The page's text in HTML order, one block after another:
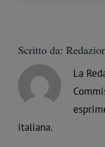
Scritto da:
La
italiana.